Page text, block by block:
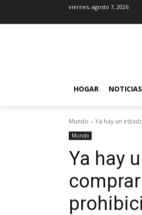
viernes, agosto 7, 2026
HOGAR
Mundo Ya hay un
Mundo
Ya hay